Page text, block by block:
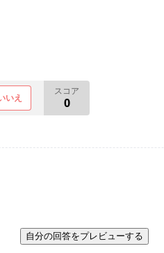
いえ
スコア
0
自分の回答をプレビューする